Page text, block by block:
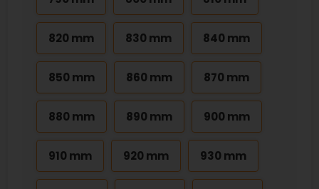
820 mm 830 mm 840 mm
850 mm 860 mm 870 mm
880 mm 890 mm 900 mm
910 mm 920 mm 930 mm